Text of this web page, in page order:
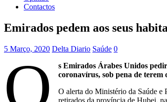
Contactos
Emirados pedem aos seus
5 Março, 2020 Delta Diario Saúde 0
O
s Emirados Árabes Unidos
coronavírus, sob pena de
O alerta do Ministério da Saúde e
retirados da província de Hubei,